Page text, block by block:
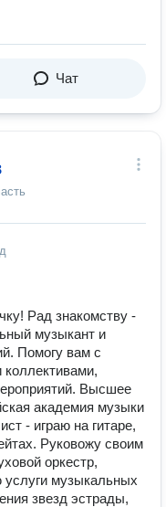
Чат
Рад знакомству -
музыкант и
Помогу вам с
Высшее
академия музыки
- играю на гитаре,
Руковожу своим
оркестр,
музыкальных
звезд эстрады,